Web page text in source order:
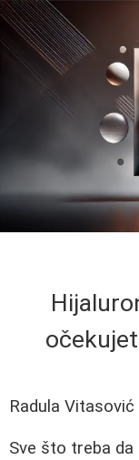
Radula Vitasović
Sve što treba